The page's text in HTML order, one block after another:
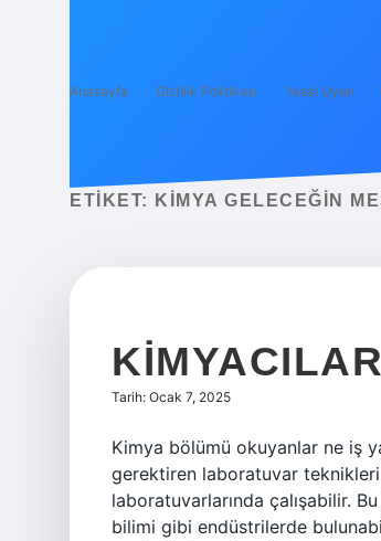
Anasayfa Gizlilik Politikası Yasal Uyarı
ETIKET: KIMYA GELECEĞIN
Tarih: Ocak 7, 2025
Kimya bölümü okuyanlar ne iş
gerektiren laboratuvar
laboratuvarlarında çalışabilir.
bilimi gibi endüstrilerde